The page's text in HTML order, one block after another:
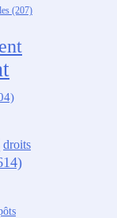
(207)
droits